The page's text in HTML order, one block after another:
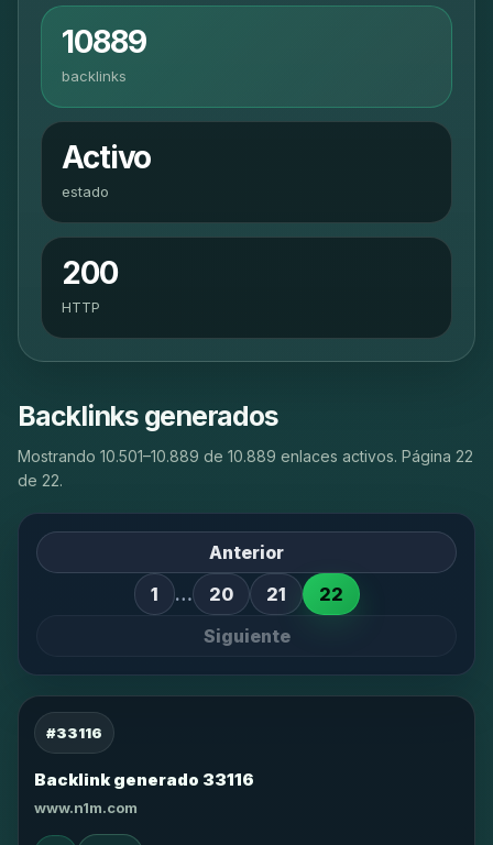
10889
backlinks
Activo
estado
200
HTTP
Backlinks generados
Mostrando 10.501–10.889 de 10.889 enlaces activos. Página 22
de 22.
Anterior
1
… 20 21
22
Siguiente
#33116
Backlink generado 33116
www.n1m.com